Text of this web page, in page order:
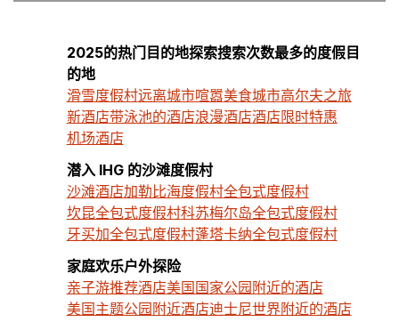
2025的热门目的地探索搜索次数最多的度假目
的地
滑雪度假村远离城市喧嚣美食城市高尔夫之旅
新酒店带泳池的酒店浪漫酒店酒店限时特惠
机场酒店
潜入 IHG 的沙滩度假村
沙滩酒店加勒比海度假村全包式度假村
坎昆全包式度假村科苏梅尔岛全包式度假村
牙买加全包式度假村蓬塔卡纳全包式度假村
家庭欢乐户外探险
亲子游推荐酒店美国国家公园附近的酒店
美国主题公园附近酒店迪士尼世界附近的酒店